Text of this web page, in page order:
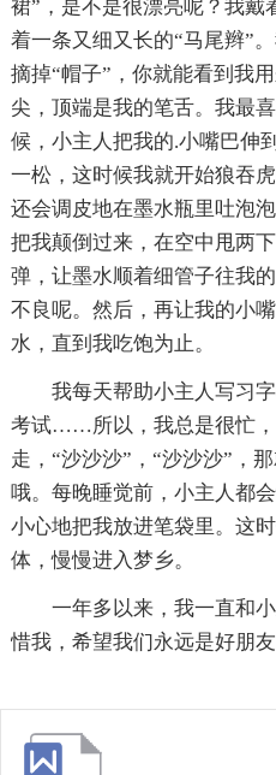
裙”，是不是很漂亮呢？我戴
着一条又细又长的“马尾辫”
摘掉“帽子”，你就能看到我
尖，顶端是我的笔舌。我最
候，小主人把我的.小嘴巴伸
一松，这时候我就开始狼吞
还会调皮地在墨水瓶里吐泡
把我颠倒过来，在空中甩两
弹，让墨水顺着细管子往我
不良呢。然后，再让我的小
水，直到我吃饱为止。
我每天帮助小主人写习
考试……所以，我总是很忙
走，“沙沙沙”，“沙沙沙”，
哦。每晚睡觉前，小主人都
小心地把我放进笔袋里。这
体，慢慢进入梦乡。
一年多以来，我一直和
惜我，希望我们永远是好朋友